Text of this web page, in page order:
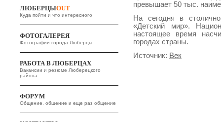
ЛЮБЕРЦЫOUT
Куда пойти и что интересного
ФОТОГАЛЕРЕЯ
Фотографии города Люберцы
РАБОТА В ЛЮБЕРЦАХ
Вакансии и резюме Люберецкого
района
ФОРУМ
Общение, общение и еще раз общение
превышает 50 тыс.
На сегодня в
«Детский мир».
настоящее время
городах страны.
Источник: Век